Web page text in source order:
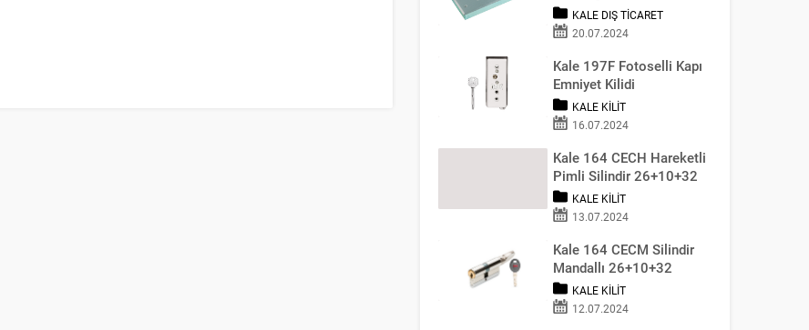
KALE DIŞ TICARET
20.07.2024
Kale 197F Fotoselli Kapı
Emniyet Kilidi
KALE KILIT
16.07.2024
Kale 164 CECH Hareketli
Pimli Silindir 26+10+32
KALE KILIT
13.07.2024
Kale 164 CECM Silindir
Mandallı 26+10+32
(68MM)
KALE KILIT
12.07.2024